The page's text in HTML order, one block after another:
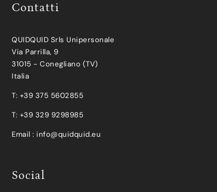
Contatti
QUIDQUID Srls Unipersonale
Via Parrilla, 9
31015 - Conegliano (TV)
Italia
T: +39 375 5602855
T: +39 329 9298985
Email : info@quidquid.eu
Social